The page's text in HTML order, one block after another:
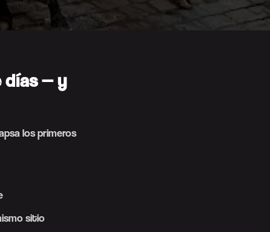
días — y
los primeros
sitio